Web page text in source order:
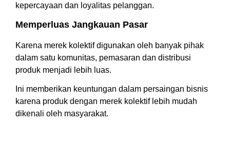
kepercayaan dan loyalitas pelanggan.
Memperluas Jangkauan Pasar
Karena merek kolektif digunakan oleh banyak pihak
dalam satu komunitas, pemasaran dan distribusi
produk menjadi lebih luas.
Ini memberikan keuntungan dalam persaingan bisnis
karena produk dengan merek kolektif lebih mudah
dikenali oleh masyarakat.